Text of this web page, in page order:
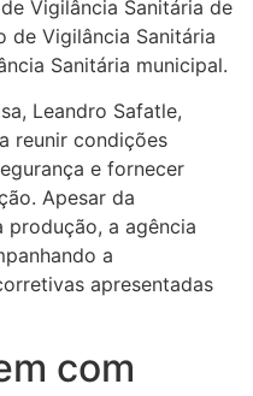
Vigilância Sanitária de
de Vigilância Sanitária
Sanitária municipal.
Leandro Safatle,
reunir condições
e fornecer
Apesar da
a agência
a
apresentadas
com